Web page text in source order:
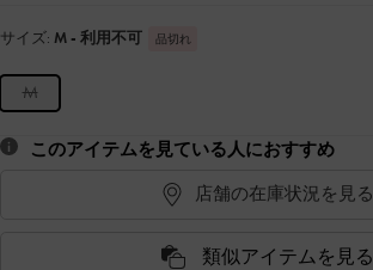
サイズ: M - 利用不可 品切れ
M
このアイテムを見ている人におすすめ
店舗の在庫状況を見る
類似アイテムを見る